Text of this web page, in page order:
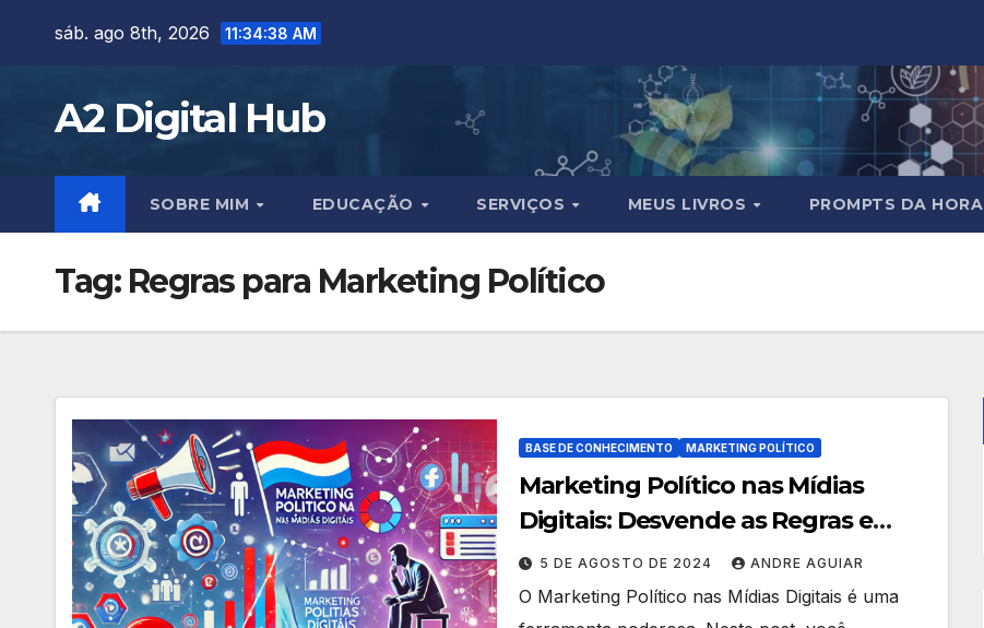
sáb. ago 8th, 2026 11:34:39 AM
A2 Digital Hub
SOBRE MIM EDUCAÇÃO SERVIÇOS MEUS LIVROS PROMPTS DA HORA
Tag: Regras para Marketing Político
BASE DE CONHECIMENTO MARKETING POLÍTICO
Marketing Político nas Mídias
Digitais: Desvende as Regras e
Proibições
5 DE AGOSTO DE 2024 ANDRE AGUIAR
O Marketing Político nas Mídias Digitais é uma